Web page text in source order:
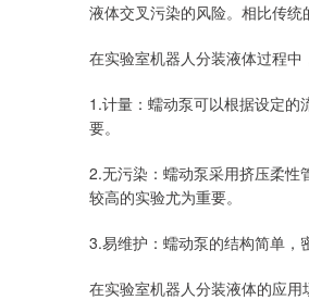
液体交叉污染的风险。相比传统
在实验室机器人分装液体过程中
1.计量：蠕动泵可以根据设定
要。
2.无污染：蠕动泵采用挤压柔性
较高的实验尤为重要。
3.易维护：蠕动泵的结构简单，
在实验室机器人分装液体的应